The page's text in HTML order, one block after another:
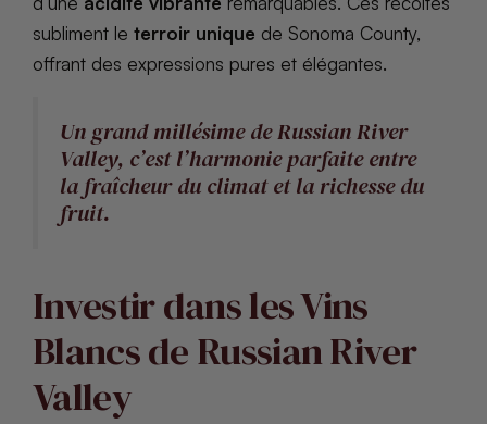
subliment le terroir unique de Sonoma County,
offrant des expressions pures et élégantes.
Un grand millésime de Russian River
Valley, c’est l’harmonie parfaite entre
la fraîcheur du climat et la richesse du
fruit.
Investir dans les Vins
Blancs de Russian River
Valley